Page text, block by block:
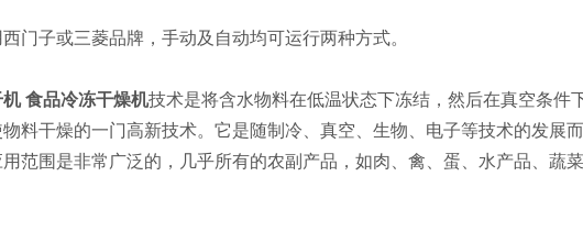
子或三菱品牌，手动及自动均可运行两种方式。
食品冷冻干燥机技术是将含水物料在低温状态下冻结，然后在真空条件
料干燥的一门高新技术。它是随制冷、真空、生物、电子等技术的发展
范围是非常广泛的，几乎所有的农副产品，如肉、禽、蛋、水产品、蔬